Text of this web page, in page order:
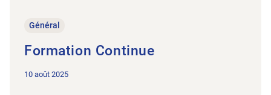
Général
Formation Continue
10 août 2025